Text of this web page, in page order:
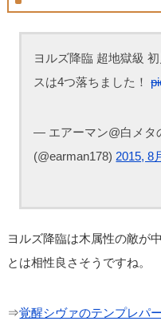
ヨルズ降臨 超地獄級
スは4つ落ちました！
— エアーマン@白メタ
(@earman178) 2015, 8
ヨルズ降臨は木属性の敵が
とは相性良さそうですね。
⇒覚醒シヴァのテンプレパ